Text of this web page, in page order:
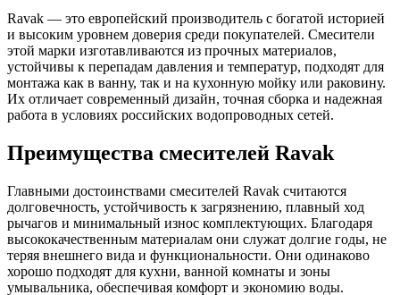
Ravak — это европейский производитель с богатой историей
и высоким уровнем доверия среди покупателей. Смесители
этой марки изготавливаются из прочных материалов,
устойчивы к перепадам давления и температур, подходят для
монтажа как в ванну, так и на кухонную мойку или раковину.
Их отличает современный дизайн, точная сборка и надежная
работа в условиях российских водопроводных сетей.
Преимущества смесителей Ravak
Главными достоинствами смесителей Ravak считаются
долговечность, устойчивость к загрязнению, плавный ход
рычагов и минимальный износ комплектующих. Благодаря
высококачественным материалам они служат долгие годы, не
теряя внешнего вида и функциональности. Они одинаково
хорошо подходят для кухни, ванной комнаты и зоны
умывальника, обеспечивая комфорт и экономию воды.